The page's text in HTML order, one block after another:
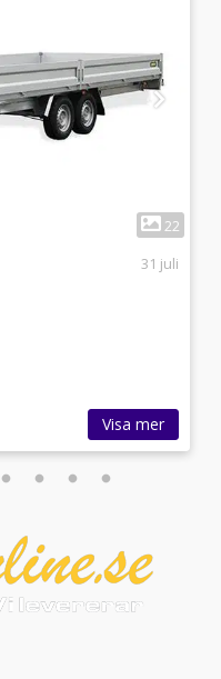
22
31 juli
Visa mer